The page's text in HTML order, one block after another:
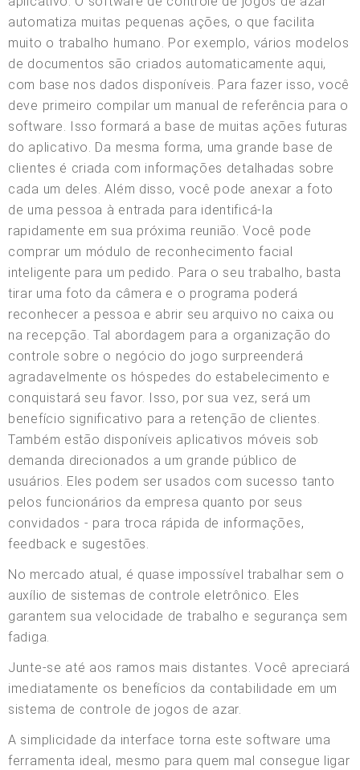
automatiza muitas pequenas ações, o que facilita
muito o trabalho humano. Por exemplo, vários modelos
de documentos são criados automaticamente aqui,
com base nos dados disponíveis. Para fazer isso, você
deve primeiro compilar um manual de referência para o
software. Isso formará a base de muitas ações futuras
do aplicativo. Da mesma forma, uma grande base de
clientes é criada com informações detalhadas sobre
cada um deles. Além disso, você pode anexar a foto
de uma pessoa à entrada para identificá-la
rapidamente em sua próxima reunião. Você pode
comprar um módulo de reconhecimento facial
inteligente para um pedido. Para o seu trabalho, basta
tirar uma foto da câmera e o programa poderá
reconhecer a pessoa e abrir seu arquivo no caixa ou
na recepção. Tal abordagem para a organização do
controle sobre o negócio do jogo surpreenderá
agradavelmente os hóspedes do estabelecimento e
conquistará seu favor. Isso, por sua vez, será um
benefício significativo para a retenção de clientes.
Também estão disponíveis aplicativos móveis sob
demanda direcionados a um grande público de
usuários. Eles podem ser usados com sucesso tanto
pelos funcionários da empresa quanto por seus
convidados - para troca rápida de informações,
feedback e sugestões.
No mercado atual, é quase impossível trabalhar sem o
auxílio de sistemas de controle eletrônico. Eles
garantem sua velocidade de trabalho e segurança sem
fadiga.
Junte-se até aos ramos mais distantes. Você apreciará
imediatamente os benefícios da contabilidade em um
sistema de controle de jogos de azar.
A simplicidade da interface torna este software uma
ferramenta ideal, mesmo para quem mal consegue ligar